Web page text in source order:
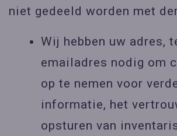
niet gedeeld worden met
Wij hebben uw adres,
emailadres nodig om
op te nemen voor
informatie, het
opsturen van